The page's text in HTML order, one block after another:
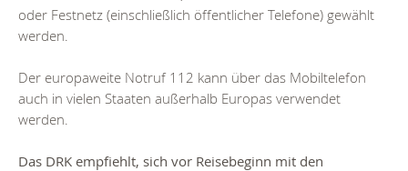
oder Festnetz (einschließlich öffentlicher Telefone) gewählt
werden.
Der europaweite Notruf 112 kann über das Mobiltelefon
auch in vielen Staaten außerhalb Europas verwendet
werden.
Das DRK empfiehlt, sich vor Reisebeginn mit den